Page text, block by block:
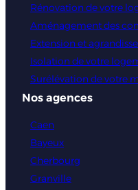
Rénovation de votre
Aménagement des
Extension et
Isolation de votre
Surélévation de votre
Nos agences
Caen
Bayeux
Cherbourg
Granville